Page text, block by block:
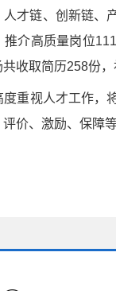
人才链、创新链、
介高质量岗位
收取简历258份，
重视人才工作，
价、激励、保障